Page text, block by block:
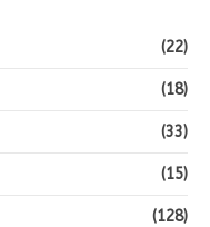
(22)
(18)
(33)
(15)
(128)